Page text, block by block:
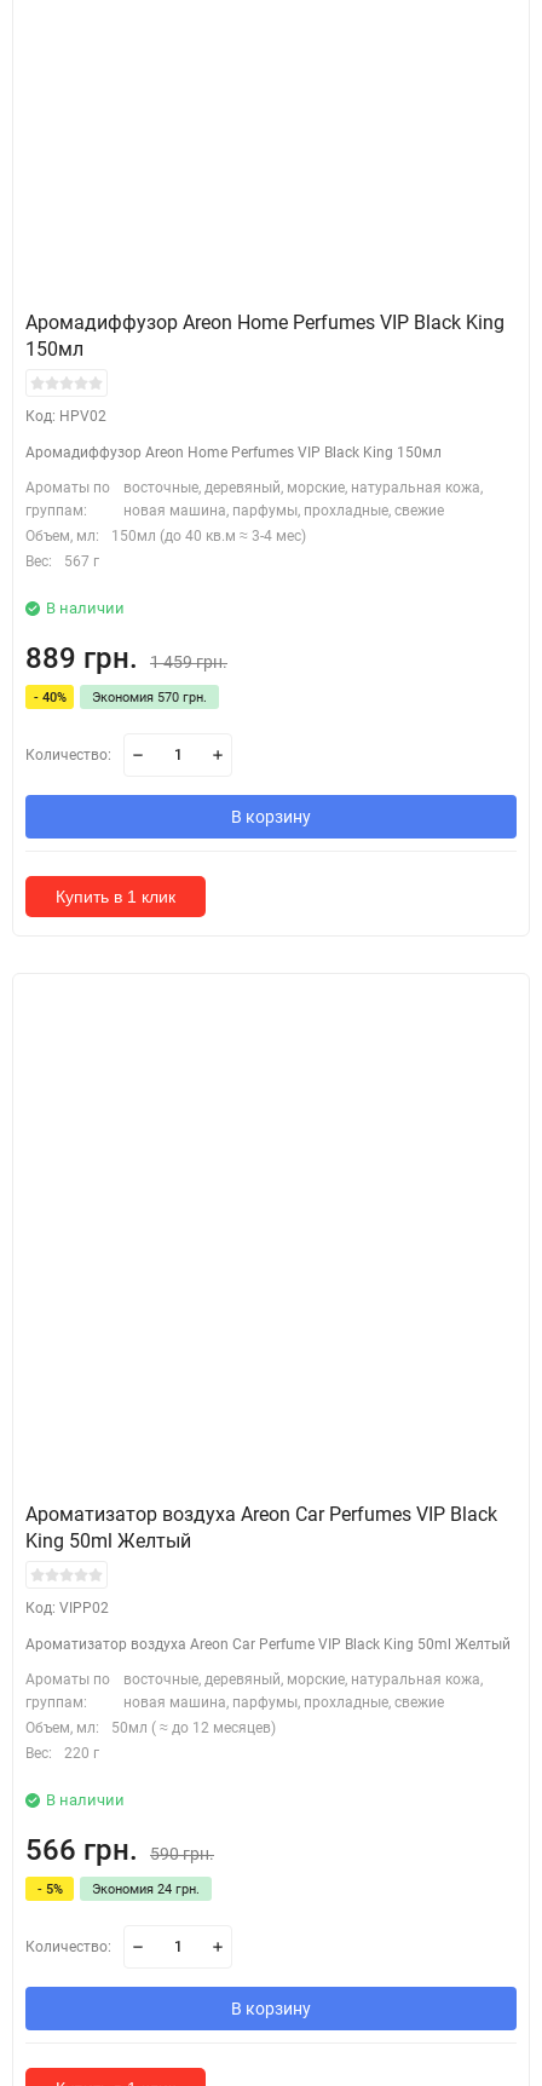
Аромадиффузор Areon Home Perfumes VIP Black King
150мл
Код: HPV02
Аромадиффузор Areon Home Perfumes VIP Black King 150мл
Ароматы по
группам:
восточные, деревяный, морские, натуральная кожа,
новая машина, парфумы, прохладные, свежие
Объем, мл:
150мл (до 40 кв.м ≈ 3-4 мес)
Вес:
567 г
В наличии
889 грн. 1 459 грн.
- 40% Экономия 570 грн.
Количество:
В корзину
Купить в 1 клик
Ароматизатор воздуха Areon Car Perfumes VIP Black
King 50ml Желтый
Код: VIPP02
Ароматизатор воздуха Areon Car Perfume VIP Black King 50ml Желтый
Ароматы по
группам:
восточные, деревяный, морские, натуральная кожа,
новая машина, парфумы, прохладные, свежие
Объем, мл:
50мл ( ≈ до 12 месяцев)
Вес:
220 г
В наличии
566 грн. 590 грн.
- 5% Экономия 24 грн.
Количество:
В корзину